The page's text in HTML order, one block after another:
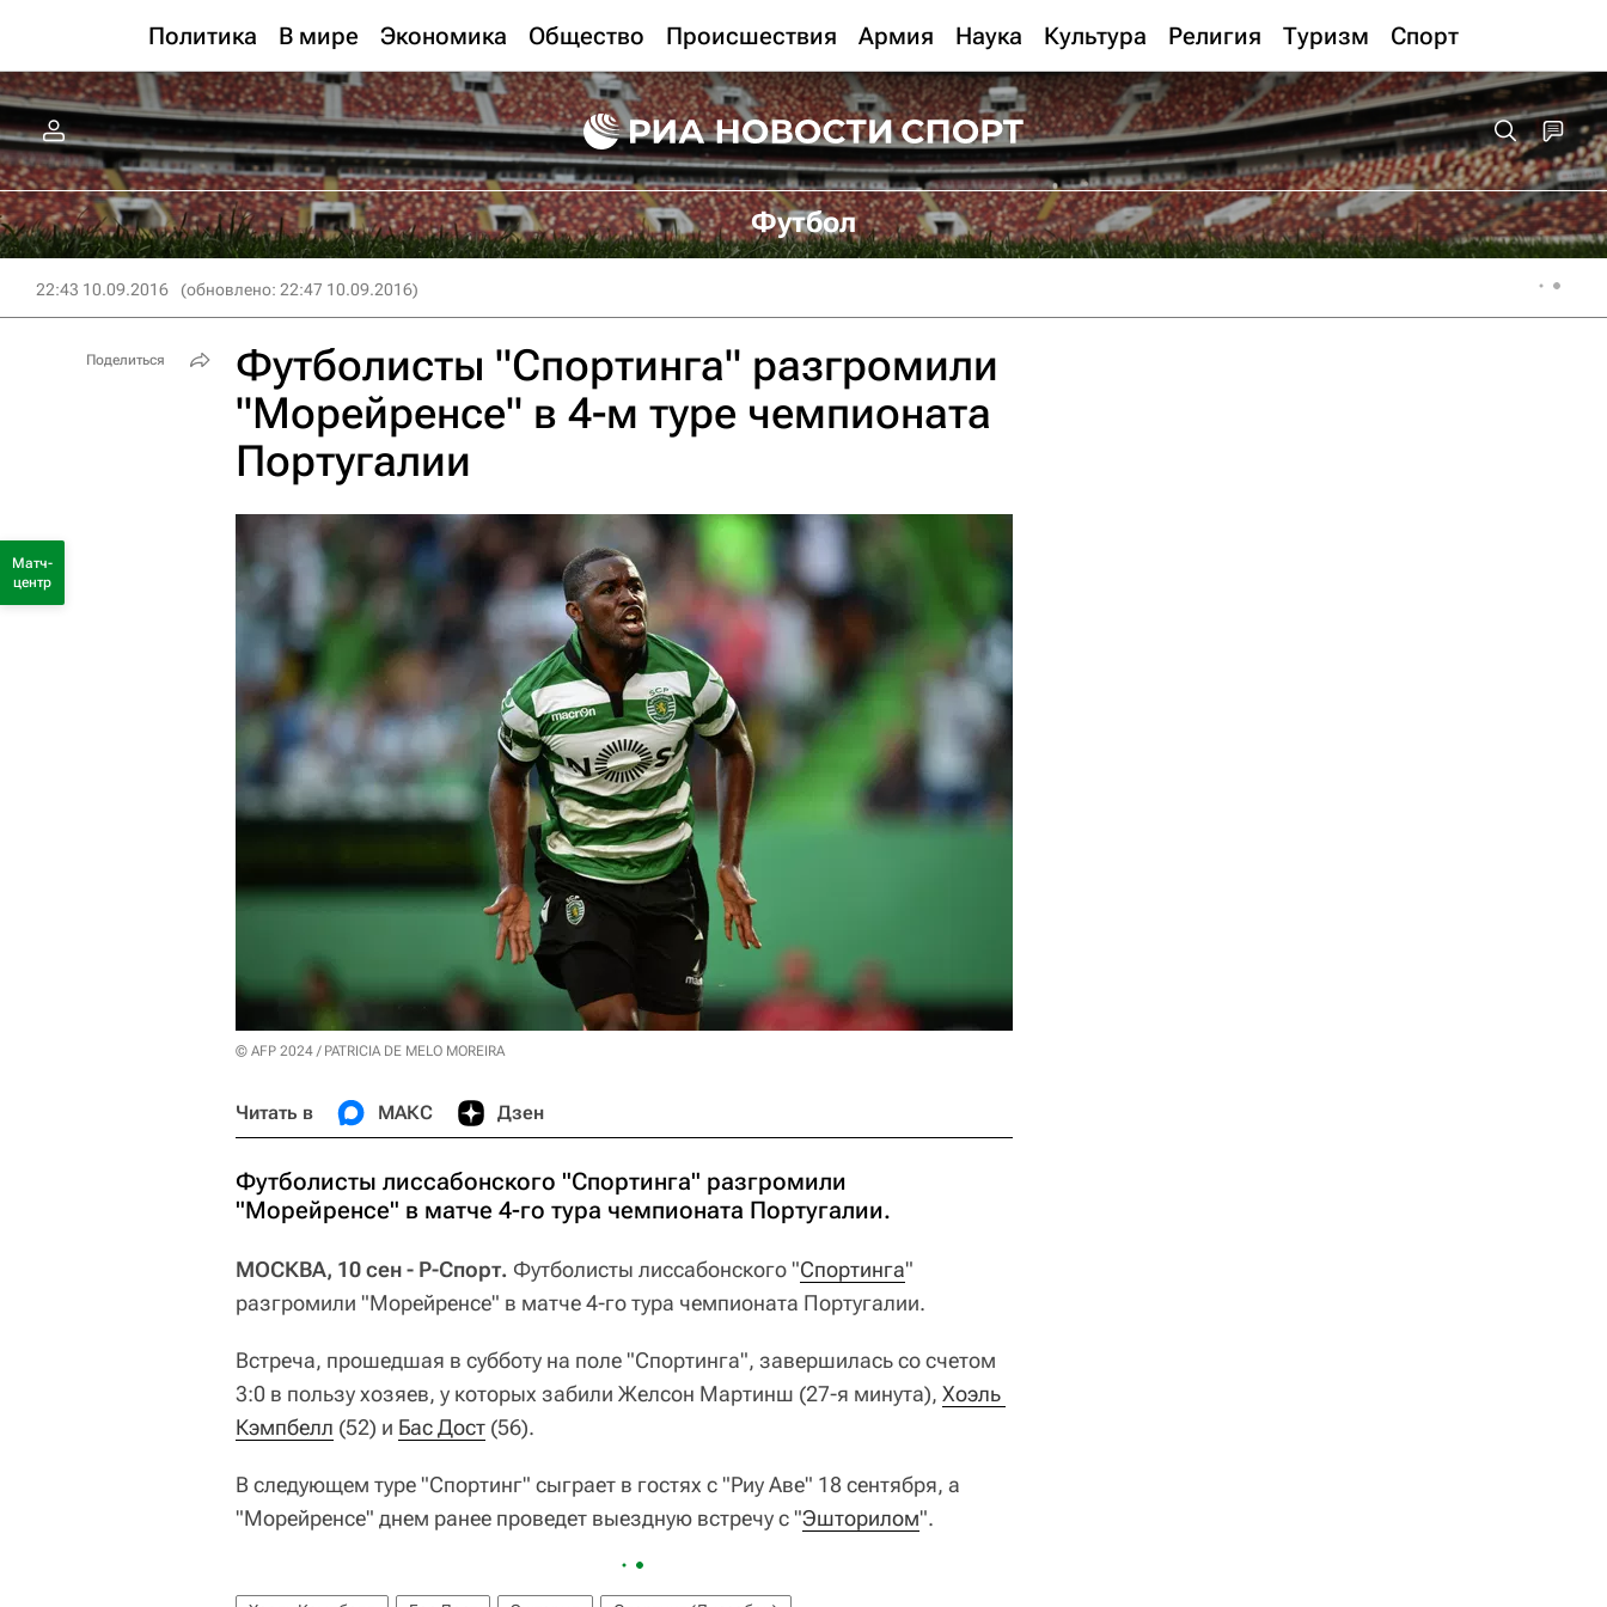
Политика В мире Экономика Общество Происшествия Армия Наука Культура Религия Туризм Спорт
Футбол
22:43 10.09.2016 (обновлено: 22:47 10.09.2016)
Футболисты "Спортинга" разгромили
"Морейренсе" в 4-м туре чемпионата
Португалии
© AFP 2024 / PATRICIA DE MELO MOREIRA
Читать в МАКС Дзен
Футболисты лиссабонского "Спортинга" разгромили
"Морейренсе" в матче 4-го тура чемпионата Португалии.
МОСКВА, 10 сен - Р-Спорт. Футболисты лиссабонского "Спортинга"
разгромили "Морейренсе" в матче 4-го тура чемпионата Португалии.
Встреча, прошедшая в субботу на поле "Спортинга", завершилась со счетом
3:0 в пользу хозяев, у которых забили Желсон Мартинш (27-я минута), Хоэль
Кэмпбелл (52) и Бас Дост (56).
В следующем туре "Спортинг" сыграет в гостях с "Риу Аве" 18 сентября, а
"Морейренсе" днем ранее проведет выездную встречу с "Эшторилом".
Поделиться
Матч-
центр